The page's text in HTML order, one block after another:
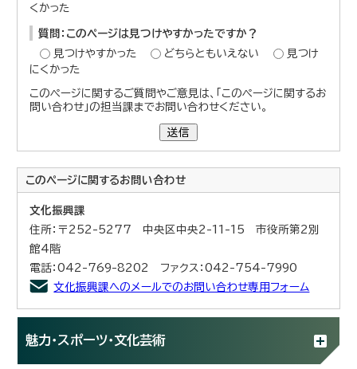
くかった
質問：このページは見つけやすかったですか？
見つけやすかった
どちらともいえない
見つけ
にくかった
このページに関するご質問やご意見は、「このページに関するお
問い合わせ」の担当課までお問い合わせください。
送信
このページに関するお問い合わせ
文化振興課
住所：〒252-5277 中央区中央2-11-15 市役所第2別
館4階
電話：042-769-8202 ファクス：042-754-7990
文化振興課へのメールでのお問い合わせ専用フォーム
魅力・スポーツ・文化芸術